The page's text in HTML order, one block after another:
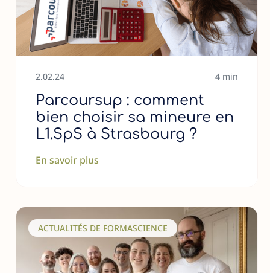
2.02.24 4 min
Parcoursup : comment
bien choisir sa mineure en
L1.SpS à Strasbourg ?
En savoir plus
ACTUALITÉS DE FORMASCIENCE